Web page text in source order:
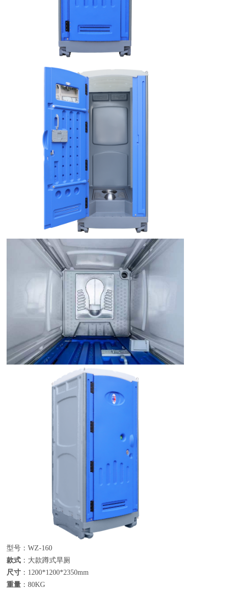
型号：WZ-160
款式 ：大款蹲式旱厕
尺寸 ： 1200*1200*2350mm
重量 ：80KG